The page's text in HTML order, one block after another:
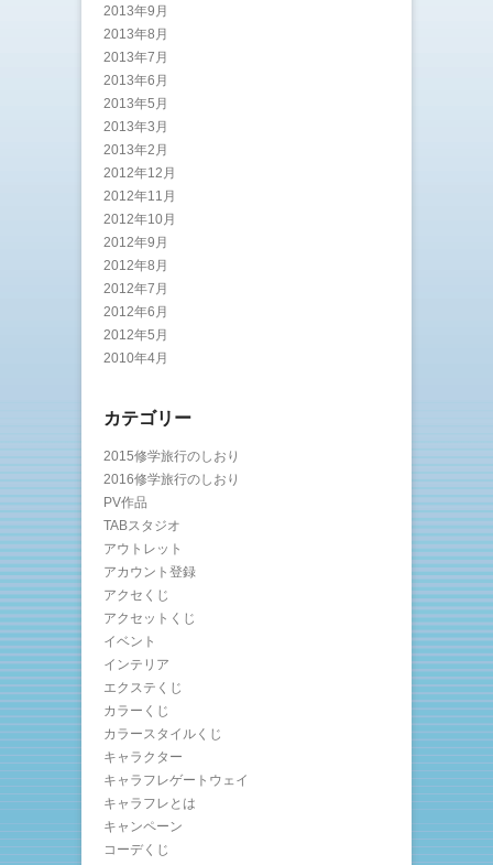
2013年9月
2013年8月
2013年7月
2013年6月
2013年5月
2013年3月
2013年2月
2012年12月
2012年11月
2012年10月
2012年9月
2012年8月
2012年7月
2012年6月
2012年5月
2010年4月
カテゴリー
2015修学旅行のしおり
2016修学旅行のしおり
PV作品
TABスタジオ
アウトレット
アカウント登録
アクセくじ
アクセットくじ
イベント
インテリア
エクステくじ
カラーくじ
カラースタイルくじ
キャラクター
キャラフレゲートウェイ
キャラフレとは
キャンペーン
コーデくじ